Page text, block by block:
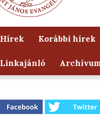
Hírek Korábbi hírek
Linkajánló